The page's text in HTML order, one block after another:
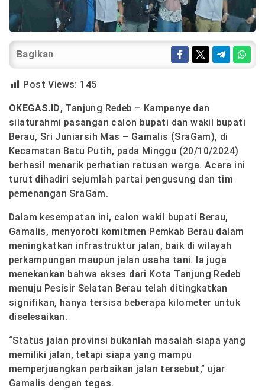
Bagikan
Post Views: 145
OKEGAS.ID, Tanjung Redeb – Kampanye dan
silaturahmi pasangan calon bupati dan wakil bupati
Berau, Sri Juniarsih Mas – Gamalis (SraGam), di
Kecamatan Batu Putih, pada Minggu (20/10/2024)
berhasil menarik perhatian ratusan warga. Acara ini
turut dihadiri sejumlah partai pengusung dan tim
pemenangan SraGam.
Dalam kesempatan ini, calon wakil bupati Berau,
Gamalis, menyoroti komitmen Pemkab Berau dalam
meningkatkan infrastruktur jalan, baik di wilayah
perkampungan maupun jalan usaha tani. Ia juga
menekankan bahwa akses dari Kota Tanjung Redeb
menuju Pesisir Selatan Berau telah ditingkatkan
signifikan, hanya tersisa beberapa kilometer untuk
diselesaikan.
“Status jalan provinsi bukanlah masalah siapa yang
memiliki jalan, tetapi siapa yang mampu
memperjuangkan perbaikan jalan tersebut,” ujar
Gamalis dengan tegas.